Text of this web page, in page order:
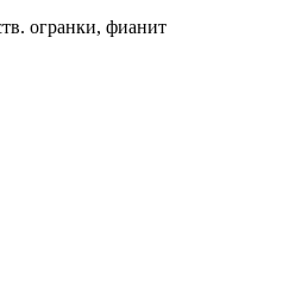
огранки, фианит